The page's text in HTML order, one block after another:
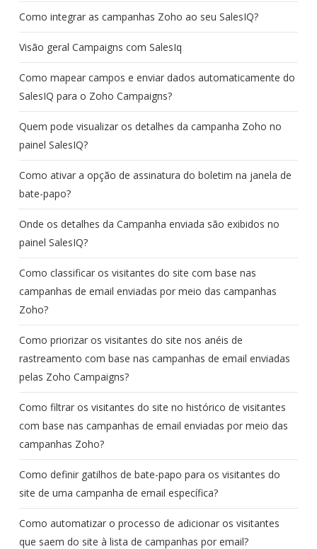
Como integrar as campanhas Zoho ao seu SalesIQ?
Visão geral Campaigns com SalesIq
Como mapear campos e enviar dados automaticamente do
SalesIQ para o Zoho Campaigns?
Quem pode visualizar os detalhes da campanha Zoho no
painel SalesIQ?
Como ativar a opção de assinatura do boletim na janela de
bate-papo?
Onde os detalhes da Campanha enviada são exibidos no
painel SalesIQ?
Como classificar os visitantes do site com base nas
campanhas de email enviadas por meio das campanhas
Zoho?
Como priorizar os visitantes do site nos anéis de
rastreamento com base nas campanhas de email enviadas
pelas Zoho Campaigns?
Como filtrar os visitantes do site no histórico de visitantes
com base nas campanhas de email enviadas por meio das
campanhas Zoho?
Como definir gatilhos de bate-papo para os visitantes do
site de uma campanha de email específica?
Como automatizar o processo de adicionar os visitantes
que saem do site à lista de campanhas por email?